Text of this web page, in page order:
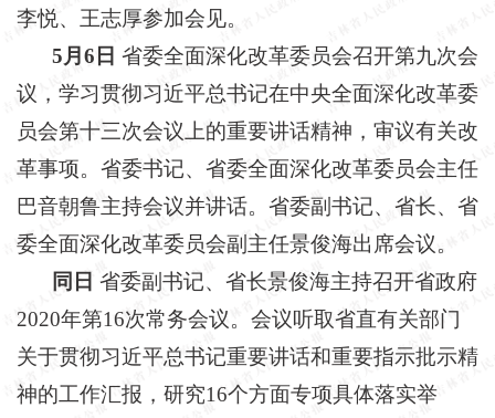
李悦、王志厚参加会见。
5月6日 省委全面深化改革委员会召开第九次会
议，学习贯彻习近平总书记在中央全面深化改革委
员会第十三次会议上的重要讲话精神，审议有关改
革事项。省委书记、省委全面深化改革委员会主任
巴音朝鲁主持会议并讲话。省委副书记、省长、省
委全面深化改革委员会副主任景俊海出席会议。
同日 省委副书记、省长景俊海主持召开省政府
2020年第16次常务会议。会议听取省直有关部门
关于贯彻习近平总书记重要讲话和重要指示批示精
神的工作汇报，研究16个方面专项具体落实举